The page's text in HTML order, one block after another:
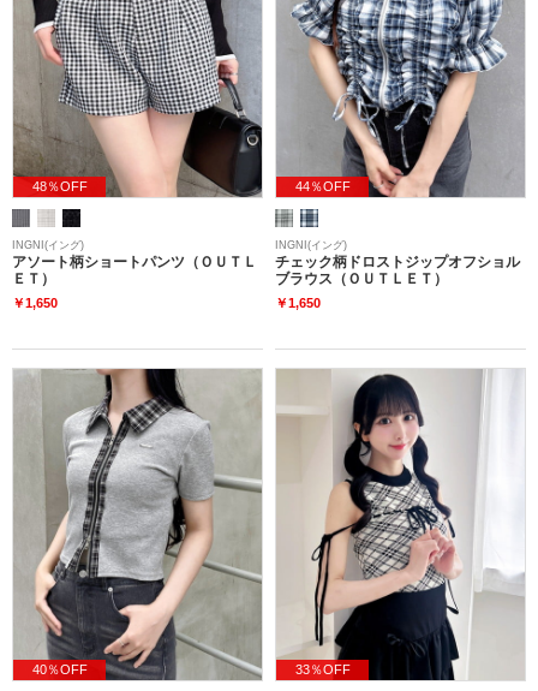
48％OFF
INGNI(イング)
アソート柄ショートパンツ（ＯＵＴＬ
ＥＴ）
￥1,650
44％OFF
INGNI(イング)
チェック柄ドロストジップオフショル
ブラウス（ＯＵＴＬＥＴ）
￥1,650
40％OFF 33％OFF